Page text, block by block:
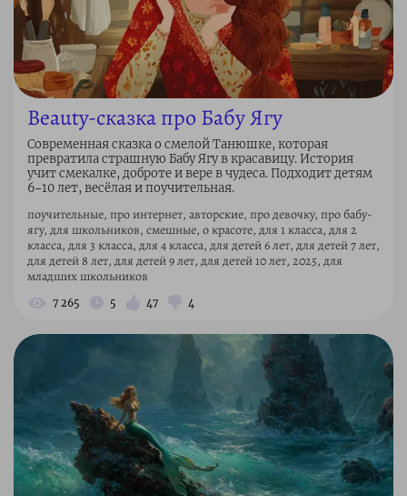
Beauty-сказка про Бабу Ягу
Современная сказка о смелой Танюшке, которая
превратила страшную Бабу Ягу в красавицу. История
учит смекалке, доброте и вере в чудеса. Подходит детям
6–10 лет, весёлая и поучительная.
поучительные, про интернет, авторские, про девочку, про бабу-
ягу, для школьников, смешные, о красоте, для 1 класса, для 2
класса, для 3 класса, для 4 класса, для детей 6 лет, для детей 7 лет,
для детей 8 лет, для детей 9 лет, для детей 10 лет, 2025, для
младших школьников
7 265 5 47 4